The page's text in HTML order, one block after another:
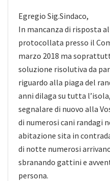
Egregio Sig.Sindaco,
In mancanza di risposta
protocollata presso il
marzo 2018 ma
soluzione risolutiva da
riguardo alla piaga del
anni dilaga su tutta
segnalare di nuovo alla
di numerosi cani randagi
abitazione sita in
di notte numerosi
sbranando gattini e
persona.